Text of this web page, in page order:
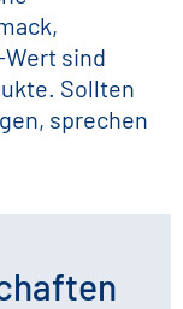
sind
Sollten
sprechen